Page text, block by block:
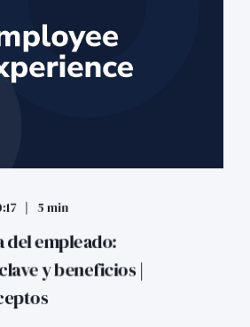
5 min
del empleado:
y beneficios |